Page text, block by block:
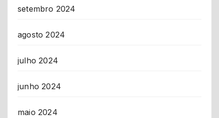
setembro 2024
agosto 2024
julho 2024
junho 2024
maio 2024